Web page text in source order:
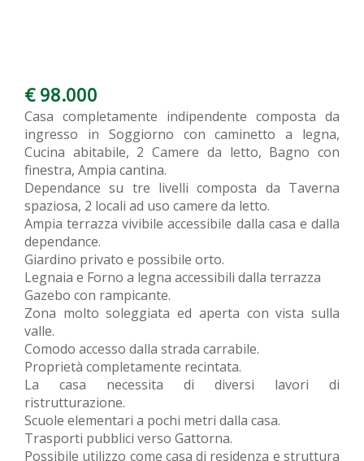
€ 98.000
Casa completamente indipendente composta da
ingresso in Soggiorno con caminetto a legna,
Cucina abitabile, 2 Camere da letto, Bagno con
finestra, Ampia cantina.
Dependance su tre livelli composta da Taverna
spaziosa, 2 locali ad uso camere da letto.
Ampia terrazza vivibile accessibile dalla casa e dalla
dependance.
Giardino privato e possibile orto.
Legnaia e Forno a legna accessibili dalla terrazza
Gazebo con rampicante.
Zona molto soleggiata ed aperta con vista sulla
valle.
Comodo accesso dalla strada carrabile.
Proprietà completamente recintata.
La casa necessita di diversi lavori di
ristrutturazione.
Scuole elementari a pochi metri dalla casa.
Trasporti pubblici verso Gattorna.
Possibile utilizzo come casa di residenza e struttura